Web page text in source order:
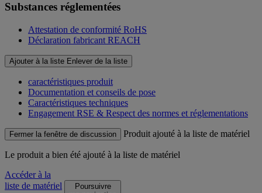
Substances réglementées
Attestation de conformité RoHS
Déclaration fabricant REACH
Ajouter à la liste Enlever de la liste
caractéristiques produit
Documentation et conseils de pose
Caractéristiques techniques
Engagement RSE & Respect des normes et réglementations
Fermer la fenêtre de discussion Produit ajouté à la liste de matériel
Le produit a bien été ajouté à la liste de matériel
Accéder à la
liste de matériel
Poursuivre